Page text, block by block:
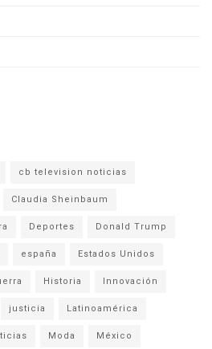
cb television noticias
Claudia Sheinbaum
Deportes Donald Trump
españa Estados Unidos
Historia Innovación
justicia Latinoamérica
Moda México